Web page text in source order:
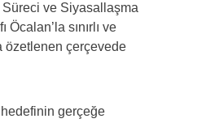
Süreci ve Siyasallaşma
Öcalan’la sınırlı ve
özetlenen çerçevede
gerçeğe